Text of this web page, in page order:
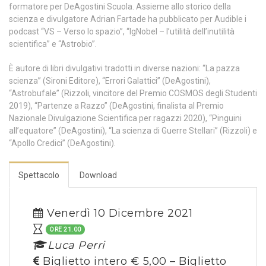
formatore per DeAgostini Scuola. Assieme allo storico della
scienza e divulgatore Adrian Fartade ha pubblicato per Audible i
podcast “VS – Verso lo spazio”, “IgNobel – l’utilità dell’inutilità
scientifica” e “Astrobio”.
È autore di libri divulgativi tradotti in diverse nazioni: “La pazza
scienza” (Sironi Editore), “Errori Galattici” (DeAgostini),
“Astrobufale” (Rizzoli, vincitore del Premio COSMOS degli Studenti
2019), “Partenze a Razzo” (DeAgostini, finalista al Premio
Nazionale Divulgazione Scientifica per ragazzi 2020), “Pinguini
all’equatore” (DeAgostini), “La scienza di Guerre Stellari” (Rizzoli) e
“Apollo Credici” (DeAgostini).
Spettacolo Download
Venerdì 10 Dicembre 2021
ORE 21.00
Luca Perri
Biglietto intero € 5,00 – Biglietto